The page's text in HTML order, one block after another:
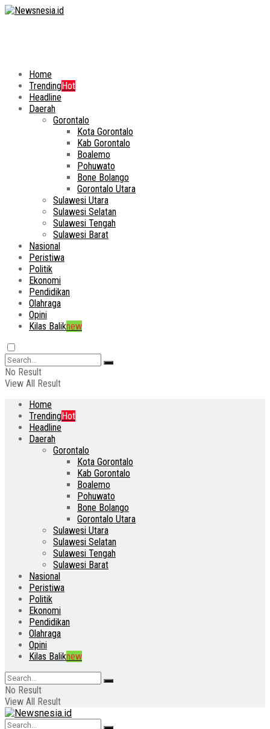
Home
TrendingHot
Headline
Daerah
Gorontalo
Kota Gorontalo
Kab Gorontalo
Boalemo
Pohuwato
Bone Bolango
Gorontalo Utara
Sulawesi Utara
Sulawesi Selatan
Sulawesi Tengah
Sulawesi Barat
Nasional
Peristiwa
Politik
Ekonomi
Pendidikan
Olahraga
Opini
Kilas Baliknew
No Result
View All Result
Home
TrendingHot
Headline
Daerah
Gorontalo
Kota Gorontalo
Kab Gorontalo
Boalemo
Pohuwato
Bone Bolango
Gorontalo Utara
Sulawesi Utara
Sulawesi Selatan
Sulawesi Tengah
Sulawesi Barat
Nasional
Peristiwa
Politik
Ekonomi
Pendidikan
Olahraga
Opini
Kilas Baliknew
No Result
View All Result